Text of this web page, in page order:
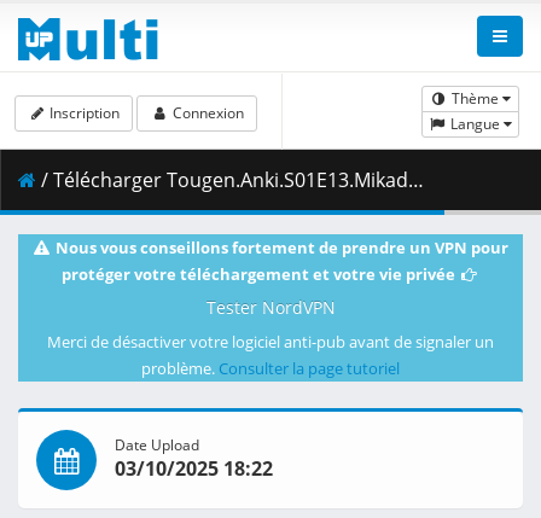
Thème
Langue
Inscription Connexion
/ Télécharger Tougen.Anki.S01E13.Mikado.Like.the.Gate.of.the.Gods.1080p.NF.WEB-DL.DUAL.AAC2.0.H.264.MSubs-ToonsHub.mkv.001 ( 452.45 MB )
Nous vous conseillons fortement de prendre un VPN pour
protéger votre téléchargement et votre vie privée
Tester NordVPN
Merci de désactiver votre logiciel anti-pub avant de signaler un
problème. Consulter la page tutoriel
Date Upload
03/10/2025 18:22